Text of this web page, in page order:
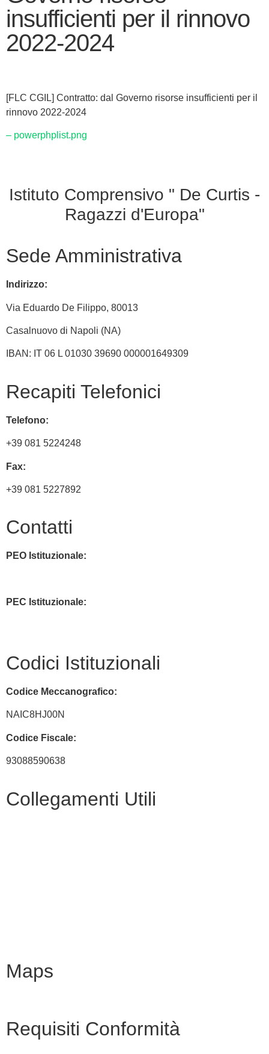
insufficienti per il rinnovo
2022-2024
[FLC CGIL] Contratto: dal Governo risorse insufficienti per il
rinnovo 2022-2024
– powerphplist.png
Istituto Comprensivo " De Curtis -
Ragazzi d'Europa"
Sede Amministrativa
Indirizzo:
Via Eduardo De Filippo, 80013
Casalnuovo di Napoli (NA)
IBAN: IT 06 L 01030 39690 000001649309
Recapiti Telefonici
Telefono:
+39 081 5224248
Fax:
+39 081 5227892
Contatti
PEO Istituzionale:
PEC Istituzionale:
Codici Istituzionali
Codice Meccanografico:
NAIC8HJ00N
Codice Fiscale:
93088590638
Collegamenti Utili
Maps
Requisiti Conformità